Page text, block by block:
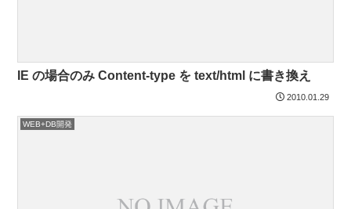
IE の場合のみ Content-type を text/html に書き換え
2010.01.29
WEB+DB開発